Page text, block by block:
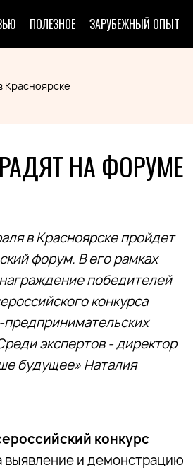
ПОЛЕЗНОЕ ЗАРУБЕЖНЫЙ ОПЫТ
Красноярске
НА ФОРУМЕ
в Красноярске пройдет
форум. В его рамках
победителей
конкурса
экспертов - директор
будущее» Наталия
конкурс
выявление и демонстрацию